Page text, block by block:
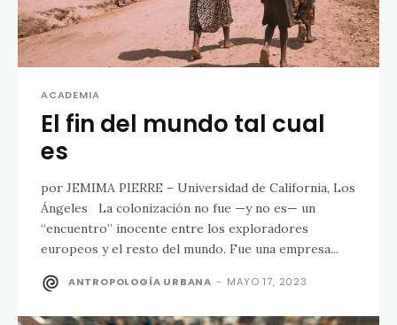
ACADEMIA
El fin del mundo tal cual
es
por JEMIMA PIERRE – Universidad de California, Los
Ángeles La colonización no fue —y no es— un
“encuentro” inocente entre los exploradores
europeos y el resto del mundo. Fue una empresa...
ANTROPOLOGÍA URBANA - MAYO 17, 2023